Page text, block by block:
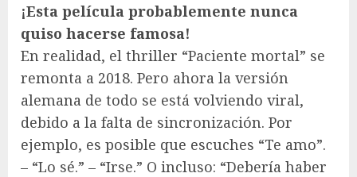
¡Esta película probablemente nunca
quiso hacerse famosa!
En realidad, el thriller “Paciente mortal” se
remonta a 2018. Pero ahora la versión
alemana de todo se está volviendo viral,
debido a la falta de sincronización. Por
ejemplo, es posible que escuches “Te amo”.
– “Lo sé.” – “Irse.” O incluso: “Debería haber